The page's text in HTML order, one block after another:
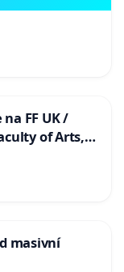
FF UK /
of Arts,
masivní